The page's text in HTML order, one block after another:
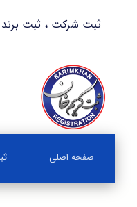
ثبت شرکت ، ثبت برند ، اخذ
صفحه اصلی